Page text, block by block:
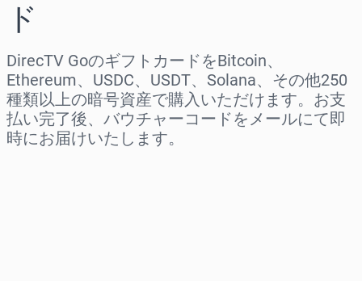
ド
DirecTV GoのギフトカードをBitcoin、
Ethereum、USDC、USDT、Solana、その他250
種類以上の暗号資産で購入いただけます。お支
払い完了後、バウチャーコードをメールにて即
時にお届けいたします。